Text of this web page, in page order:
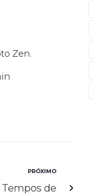
Zen.
PRÓXIMO
de